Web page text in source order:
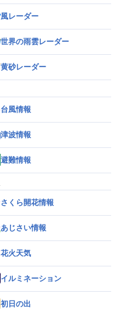
風レーダー
世界の雨雲レーダー
黄砂レーダー
台風情報
津波情報
避難情報
さくら開花情報
あじさい情報
花火天気
イルミネーション
初日の出